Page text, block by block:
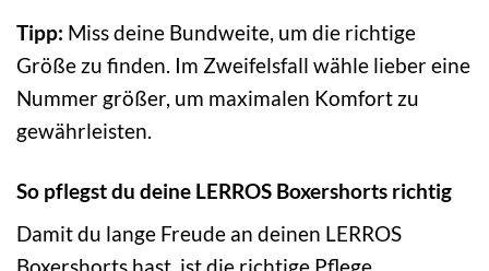
Tipp: Miss deine Bundweite, um die richtige
Größe zu finden. Im Zweifelsfall wähle lieber eine
Nummer größer, um maximalen Komfort zu
gewährleisten.
So pflegst du deine LERROS Boxershorts richtig
Damit du lange Freude an deinen LERROS